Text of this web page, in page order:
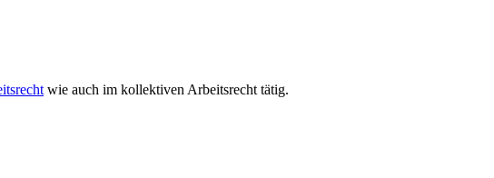
wie auch im kollektiven Arbeitsrecht tätig.